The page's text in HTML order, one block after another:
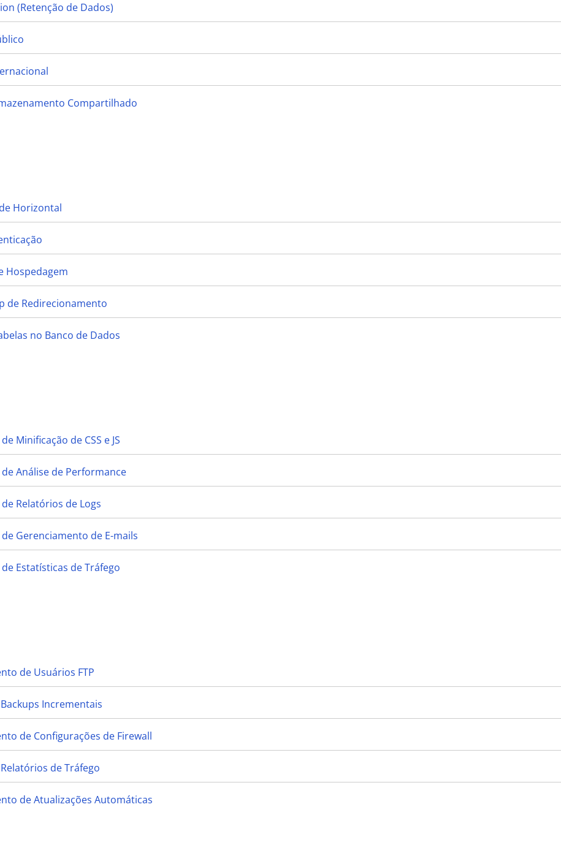
(Retenção de Dados)
Compartilhado
Horizontal
Hospedagem
de Redirecionamento
no Banco de Dados
Minificação de CSS e JS
Análise de Performance
Relatórios de Logs
Gerenciamento de E-mails
Estatísticas de Tráfego
de Usuários FTP
Incrementais
de Configurações de Firewall
de Tráfego
de Atualizações Automáticas